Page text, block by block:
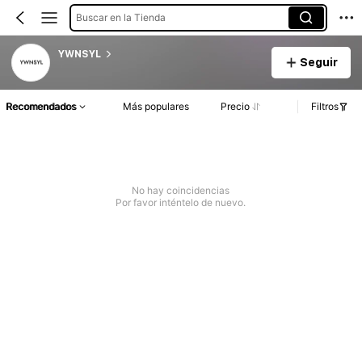
Buscar en la Tienda
YWNSYL
Seguir
Recomendados Más populares Precio Filtros
No hay coincidencias
Por favor inténtelo de nuevo.